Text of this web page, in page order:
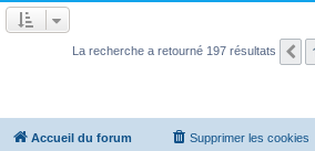
La recherche a retourné 197 résultats
Accueil du forum Supprimer les cookies